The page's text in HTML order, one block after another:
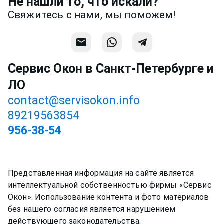
предметней если Вы пришлете
фотографии, размеры и пр.
Свяжитесь с нами, мы поможем!
Сервис Окон в Санкт-Петербурге и
ЛО
contact@servisokon.info
89219563854
956-38-54
Представленная информация на сайте является
интеллектуальной собственностью фирмы «Сервис
Окон». Использование контента и фото материалов
без нашего согласия является нарушением
действующего законодательства.